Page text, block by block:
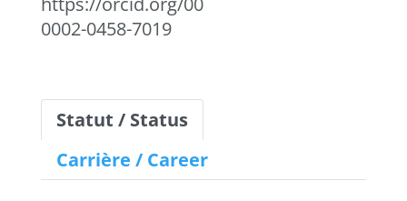
0002-0458-7019
Statut / Status
Carrière / Career